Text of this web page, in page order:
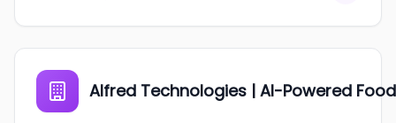
Alfred Technologies | AI-Powered